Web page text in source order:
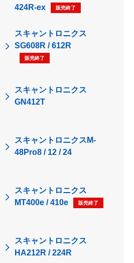
424R-ex
販売終了
スキャントロニクス
SG608R / 612R
販売終了
スキャントロニクス
GN412T
スキャントロニクスM-
48Pro8 / 12 / 24
スキャントロニクス
MT400e / 410e
販売終了
スキャントロニクス
HA212R / 224R